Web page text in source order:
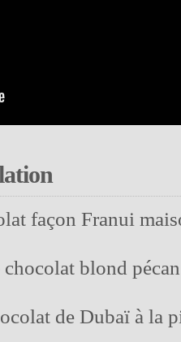
façon Franui
blond pécan
de Dubaï à la